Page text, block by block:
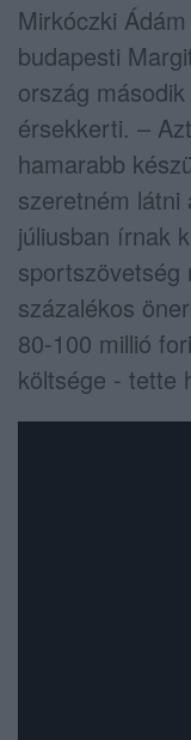
Mirkóczki
budapesti
ország
érsekkerti. –
hamarabb
szeretném látni
júliusban írnak
sportszövetség
százalékos
80-100 millió
költsége - tette